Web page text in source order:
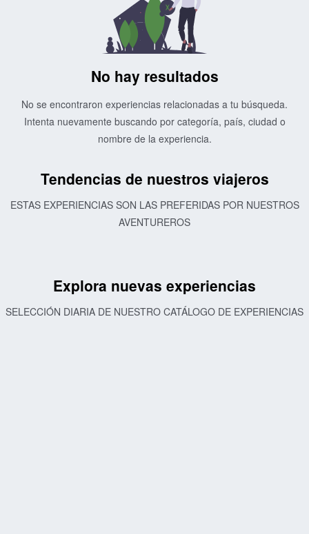
No hay resultados
No se encontraron experiencias relacionadas a tu búsqueda.
Intenta nuevamente buscando por categoría, país, ciudad o
nombre de la experiencia.
Tendencias de nuestros viajeros
ESTAS EXPERIENCIAS SON LAS PREFERIDAS POR NUESTROS
AVENTUREROS
Explora nuevas experiencias
SELECCIÓN DIARIA DE NUESTRO CATÁLOGO DE EXPERIENCIAS